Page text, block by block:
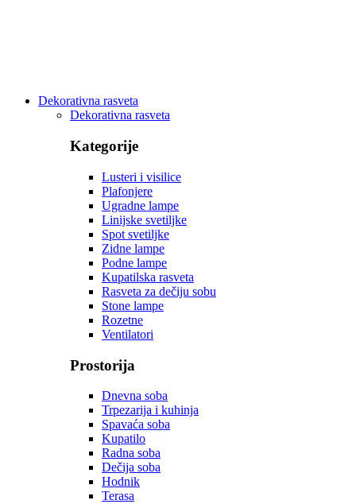
Dekorativna rasveta
Dekorativna rasveta
Kategorije
Lusteri i visilice
Plafonjere
Ugradne lampe
Linijske svetiljke
Spot svetiljke
Zidne lampe
Podne lampe
Kupatilska rasveta
Rasveta za dečiju sobu
Stone lampe
Rozetne
Ventilatori
Prostorija
Dnevna soba
Trpezarija i kuhinja
Spavaća soba
Kupatilo
Radna soba
Dečija soba
Hodnik
Terasa